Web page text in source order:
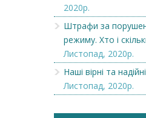
2020р.
Штрафи за
режиму. Хто і
Листопад, 2020р.
Наші вірні та
Листопад, 2020р.